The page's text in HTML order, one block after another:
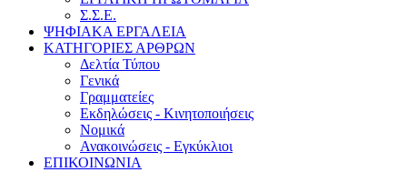
Σ.Σ.Ε.
ΨΗΦΙΑΚΑ ΕΡΓΑΛΕΙΑ
ΚΑΤΗΓΟΡΙΕΣ ΑΡΘΡΩΝ
Δελτία Τύπου
Γενικά
Γραμματείες
Εκδηλώσεις - Κινητοποιήσεις
Νομικά
Ανακοινώσεις - Εγκύκλιοι
ΕΠΙΚΟΙΝΩΝΙΑ